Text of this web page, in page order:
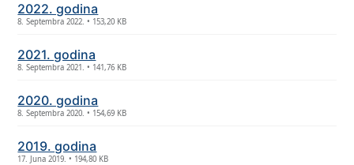
2022. godina
8. Septembra 2022. • 153,20 KB
2021. godina
8. Septembra 2021. • 141,76 KB
2020. godina
8. Septembra 2020. • 154,69 KB
2019. godina
17. Juna 2019. • 194,80 KB